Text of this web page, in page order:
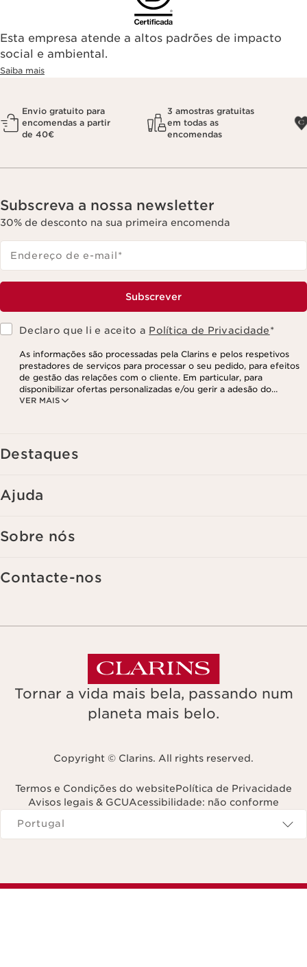
Esta empresa atende a altos padrões de impacto
social e ambiental.
Saiba mais
Envio gratuito para
encomendas a partir
de 40€
3 amostras gratuitas
em todas as
encomendas
Subscreva a nossa newsletter
30% de desconto na sua primeira encomenda
Endereço de e-mail*
Subscrever
Declaro que li e aceito a Política de Privacidade*
VER MAIS
As informações são processadas pela Clarins e pelos respetivos
prestadores de serviços para processar o seu pedido, para efeitos
de gestão das relações com o cliente. Em particular, para
disponibilizar ofertas personalizadas e/ou gerir a adesão do
utilizador ao nosso programa de fidelização e para criar o seu
as suas informações, assim como o direito de se opor e impedir o
respetivo processamento. Poderá exercer este direito,
Destaques
Ajuda
Sobre nós
Contacte-nos
Tornar a vida mais bela, passando num
planeta mais belo.
Copyright © Clarins. All rights reserved.
Termos e Condições do websitePolítica de Privacidade
Avisos legais & GCUAcessibilidade: não conforme
Navega para
Portugal